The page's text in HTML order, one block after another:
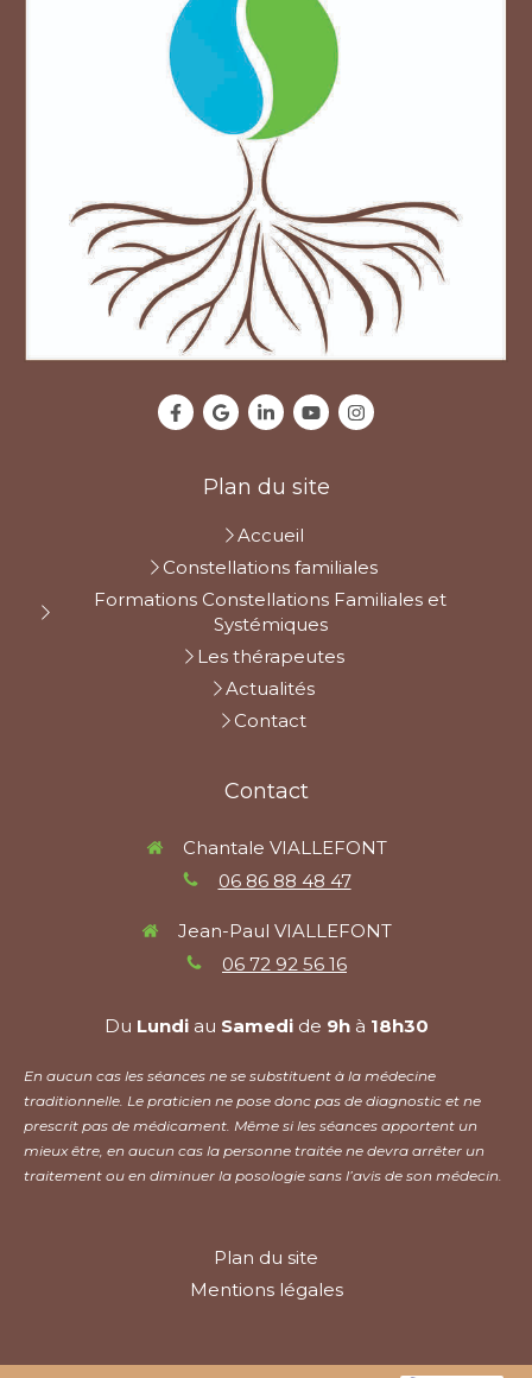
Plan du site
Accueil
Constellations familiales
Formations Constellations Familiales et
Systémiques
Les thérapeutes
Actualités
Contact
Contact
Chantale VIALLEFONT
06 86 88 48 47
Jean-Paul VIALLEFONT
06 72 92 56 16
Du Lundiau Samedide 9hà 18h30
En aucun cas les séances ne se substituent à la médecine
traditionnelle. Le praticien ne pose donc pas de diagnostic et ne
prescrit pas de médicament. Même si les séances apportent un
mieux être, en aucun cas la personne traitée ne devra arrêter un
traitement ou en diminuer la posologie sans l’avis de son médecin.
Plan du site
Mentions légales